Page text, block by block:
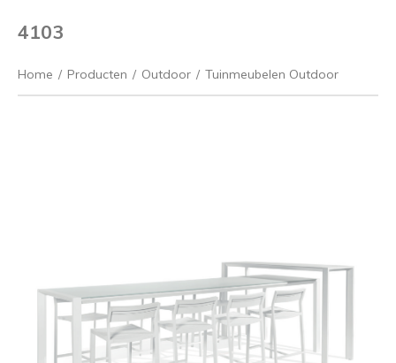
4103
Home / Producten / Outdoor / Tuinmeubelen Outdoor